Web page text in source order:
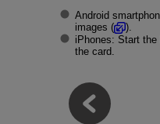
Android
images (
).
iPhones: Start
the card.